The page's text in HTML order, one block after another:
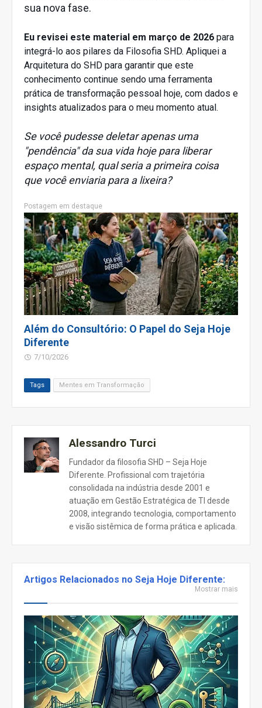
sua nova fase.
Eu revisei este material em março de 2026 para
integrá-lo aos pilares da Filosofia SHD. Apliquei a
Arquitetura do SHD para garantir que este
conhecimento continue sendo uma ferramenta
prática de transformação pessoal hoje, com dados e
insights atualizados para o meu momento atual.
Se você pudesse deletar apenas uma
"pendência" da sua vida hoje para liberar
espaço mental, qual seria a primeira coisa
que você enviaria para a lixeira?
Postagem em destaque
Além do Consultório: O Papel do Seja Hoje
Diferente
7/10/2026
Tags Mentes em Transformação
Alessandro Turci
Fundador da filosofia SHD – Seja Hoje
Diferente. Profissional com trajetória
consolidada na indústria desde 2001 e
atuação em Gestão Estratégica de TI desde
2008, integrando tecnologia, comportamento
e visão sistêmica de forma prática e aplicada.
Artigos Relacionados no Seja Hoje Diferente:
Mostrar mais